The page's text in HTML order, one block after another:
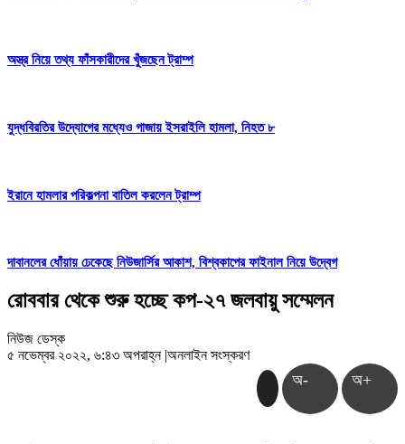
অস্ত্র নিয়ে তথ্য ফাঁসকারীদের খুঁজছেন ট্রাম্প
যুদ্ধবিরতির উদ্যোগের মধ্যেও গাজায় ইসরাইলি হামলা, নিহত ৮
ইরানে হামলার পরিকল্পনা বাতিল করলেন ট্রাম্প
দাবানলের ধোঁয়ায় ঢেকেছে নিউজার্সির আকাশ, বিশ্বকাপের ফাইনাল নিয়ে উদ্বেগ
রোববার থেকে শুরু হচ্ছে কপ-২৭ জলবায়ু সম্মেলন
নিউজ ডেস্ক
৫ নভেম্বর ২০২২, ৬:৪৩ অপরাহ্ন |অনলাইন সংস্করণ
অ- অ+